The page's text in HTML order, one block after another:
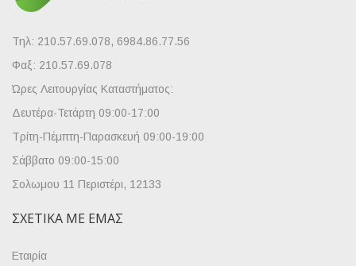
Τηλ: 210.57.69.078, 6984.86.77.56
Φαξ: 210.57.69.078
Ώρες Λειτουργίας Καταστήματος:
Δευτέρα-Τετάρτη 09:00-17:00
Τρίτη-Πέμπτη-Παρασκευή 09:00-19:00
Σάββατο 09:00-15:00
Σολωμου 11 Περιστέρι, 12133
ΣΧΕΤΙΚΆ ΜΕ ΕΜΆΣ
Εταιρία